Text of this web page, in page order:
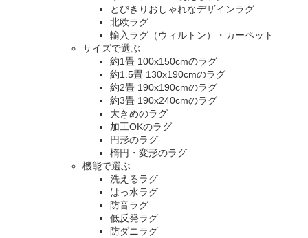
とびきりおしゃれなデザインラグ
北欧ラグ
輸入ラグ（ウィルトン）・カーペット
サイズで選ぶ
約1畳 100x150cmのラグ
約1.5畳 130x190cmのラグ
約2畳 190x190cmのラグ
約3畳 190x240cmのラグ
大きめのラグ
加工OKのラグ
円形のラグ
楕円・変形のラグ
機能で選ぶ
洗えるラグ
はっ水ラグ
防音ラグ
低反発ラグ
防ダニラグ